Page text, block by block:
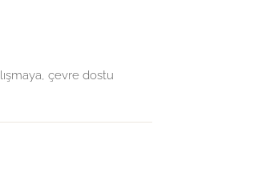
çevre dostu